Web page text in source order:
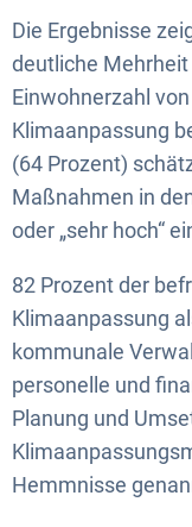
Die Ergebnisse
deutliche
Einwohnerzahl
Klimaanpassung
(64 Prozent)
Maßnahmen in
oder „sehr hoch“
82 Prozent der
Klimaanpassung
kommunale
personelle und
Planung und
Hemmnisse